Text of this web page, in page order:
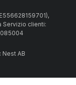
Servizio clienti:
AB